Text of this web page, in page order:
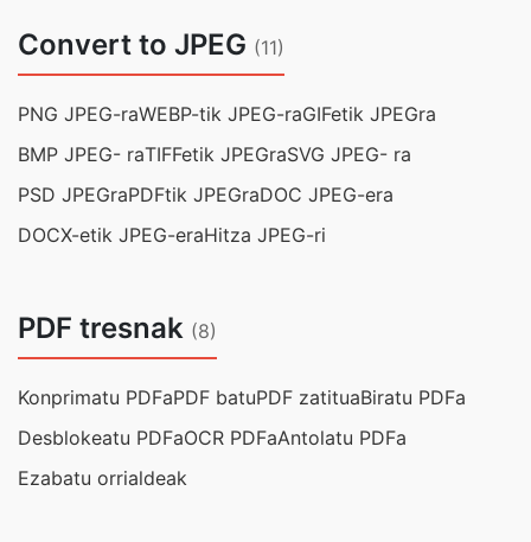
Convert to JPEG (11)
PNG JPEG-raWEBP-tik JPEG-raGIFetik JPEGra
BMP JPEG- raTIFFetik JPEGraSVG JPEG- ra
PSD JPEGraPDFtik JPEGraDOC JPEG-era
DOCX-etik JPEG-eraHitza JPEG-ri
PDF tresnak (8)
Konprimatu PDFaPDF batuPDF zatituaBiratu PDFa
Desblokeatu PDFaOCR PDFaAntolatu PDFa
Ezabatu orrialdeak